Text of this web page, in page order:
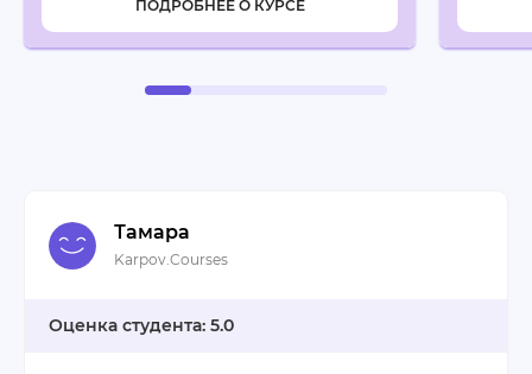
ПОДРОБНЕЕ О КУРСЕ
Тамара
Karpov.Courses
5.0